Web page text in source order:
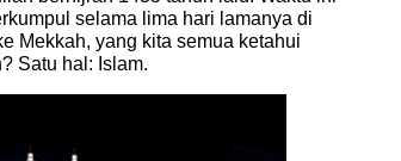
selama lima hari lamanya di
Mekkah, yang kita semua ketahui
Satu hal: Islam.